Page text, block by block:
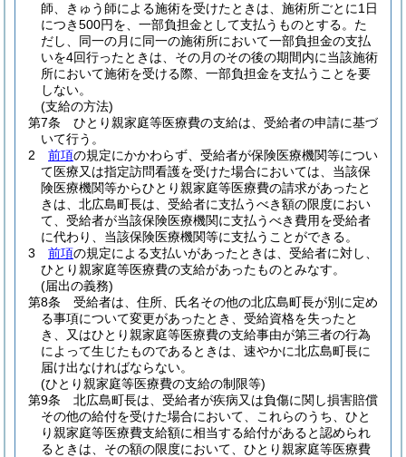
師、きゅう師による施術を受けたときは、施術所ごとに1日
につき500円を、一部負担金として支払うものとする。 た
だし、同一の月に同一の施術所において一部負担金の支払
いを4回行ったときは、その月のその後の期間内に当該施術
所において施術を受ける際、一部負担金を支払うことを要
しない。
(支給の方法)
第7条
ひとり親家庭等医療費の支給は、受給者の申請に基づ
いて行う。
2
前項の規定にかかわらず、受給者が保険医療機関等につい
て医療又は指定訪問看護を受けた場合においては、当該保
険医療機関等からひとり親家庭等医療費の請求があったと
きは、北広島町長は、受給者に支払うべき額の限度におい
て、受給者が当該保険医療機関に支払うべき費用を受給者
に代わり、当該保険医療機関等に支払うことができる。
3
前項の規定による支払いがあったときは、受給者に対し、
ひとり親家庭等医療費の支給があったものとみなす。
(届出の義務)
第8条
受給者は、住所、氏名その他の北広島町長が別に定め
る事項について変更があったとき、受給資格を失ったと
き、又はひとり親家庭等医療費の支給事由が第三者の行為
によって生じたものであるときは、速やかに北広島町長に
届け出なければならない。
(ひとり親家庭等医療費の支給の制限等)
第9条
北広島町長は、受給者が疾病又は負傷に関し損害賠償
その他の給付を受けた場合において、これらのうち、ひと
り親家庭等医療費支給額に相当する給付があると認められ
るときは、その額の限度において、ひとり親家庭等医療費